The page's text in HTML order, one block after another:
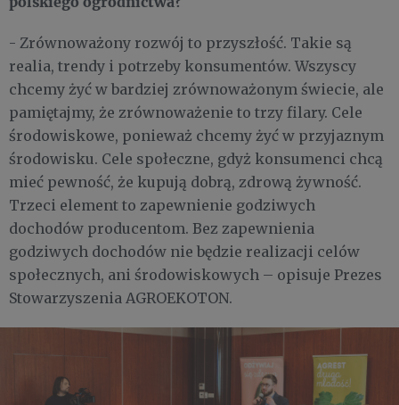
- Zrównoważony rozwój to przyszłość. Takie są
realia, trendy i potrzeby konsumentów. Wszyscy
chcemy żyć w bardziej zrównoważonym świecie, ale
pamiętajmy, że zrównoważenie to trzy filary. Cele
środowiskowe, ponieważ chcemy żyć w przyjaznym
środowisku. Cele społeczne, gdyż konsumenci chcą
mieć pewność, że kupują dobrą, zdrową żywność.
Trzeci element to zapewnienie godziwych
dochodów producentom. Bez zapewnienia
godziwych dochodów nie będzie realizacji celów
społecznych, ani środowiskowych – opisuje Prezes
Stowarzyszenia AGROEKOTON.